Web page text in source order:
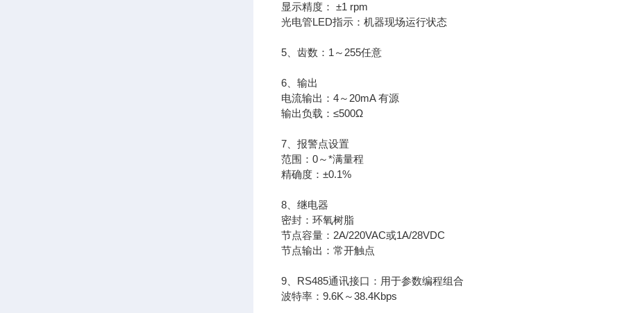
显示精度： ±1 rpm
光电管LED指示：机器现场运行状态
5、齿数：1～255任意
6、输出
电流输出：4～20mA 有源
输出负载：≤500Ω
7、报警点设置
范围：0～*满量程
精确度：±0.1%
8、继电器
密封：环氧树脂
节点容量：2A/220VAC或1A/28VDC
节点输出：常开触点
9、RS485通讯接口：用于参数编程组合
波特率：9.6K～38.4Kbps